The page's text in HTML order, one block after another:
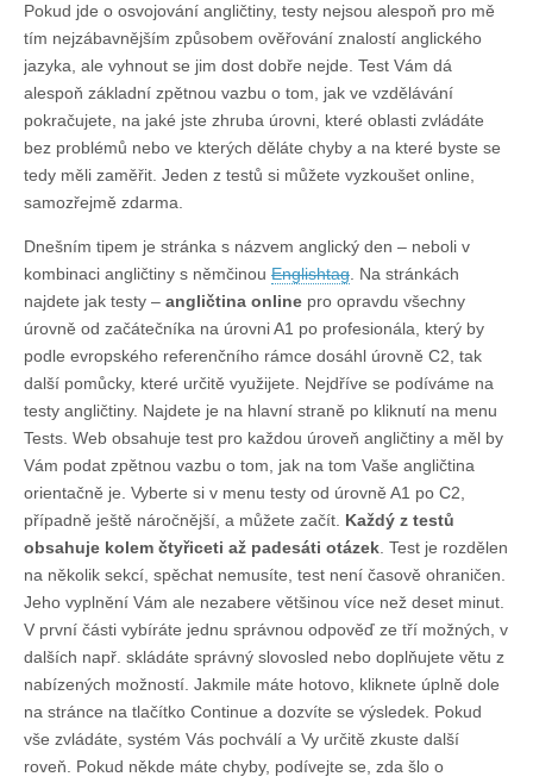
Pokud jde o osvojování angličtiny, testy nejsou alespoň pro mě
tím nejzábavnějším způsobem ověřování znalostí anglického
jazyka, ale vyhnout se jim dost dobře nejde. Test Vám dá
alespoň základní zpětnou vazbu o tom, jak ve vzdělávání
pokračujete, na jaké jste zhruba úrovni, které oblasti zvládáte
bez problémů nebo ve kterých děláte chyby a na které byste se
tedy měli zaměřit. Jeden z testů si můžete vyzkoušet online,
samozřejmě zdarma.
Dnešním tipem je stránka s názvem anglický den – neboli v
kombinaci angličtiny s němčinou Englishtag . Na stránkách
najdete jak testy – angličtina online pro opravdu všechny
úrovně od začátečníka na úrovni A1 po profesionála, který by
podle evropského referenčního rámce dosáhl úrovně C2, tak
další pomůcky, které určitě využijete. Nejdříve se podíváme na
testy angličtiny. Najdete je na hlavní straně po kliknutí na menu
Tests. Web obsahuje test pro každou úroveň angličtiny a měl by
Vám podat zpětnou vazbu o tom, jak na tom Vaše angličtina
orientačně je. Vyberte si v menu testy od úrovně A1 po C2,
případně ještě náročnější, a můžete začít. Každý z testů
obsahuje kolem čtyřiceti až padesáti otázek . Test je rozdělen
na několik sekcí, spěchat nemusíte, test není časově ohraničen.
Jeho vyplnění Vám ale nezabere většinou více než deset minut.
V první části vybíráte jednu správnou odpověď ze tří možných, v
dalších např. skládáte správný slovosled nebo doplňujete větu z
nabízených možností. Jakmile máte hotovo, kliknete úplně dole
na stránce na tlačítko Continue a dozvíte se výsledek. Pokud
vše zvládáte, systém Vás pochválí a Vy určitě zkuste další
roveň. Pokud někde máte chyby, podívejte se, zda šlo o